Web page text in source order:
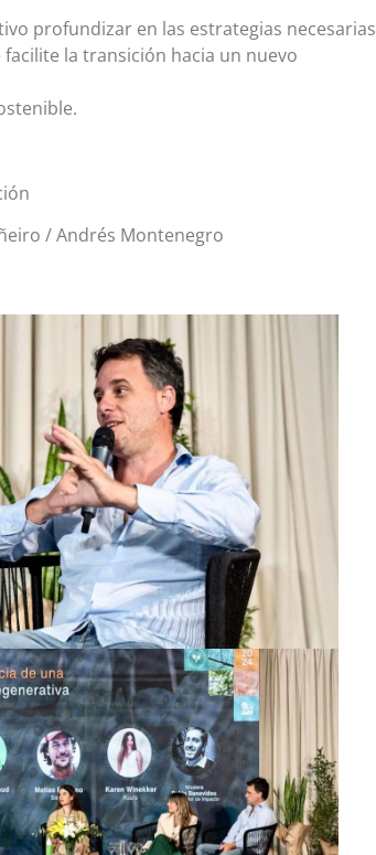
profundizar en las estrategias necesarias
la transición hacia un nuevo
/ Andrés Montenegro